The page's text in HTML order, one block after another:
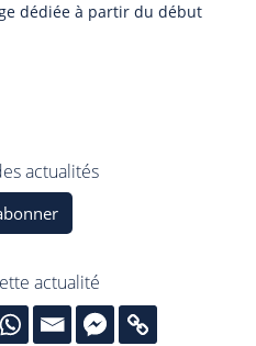
dédiée à partir du début
actualités
actualité